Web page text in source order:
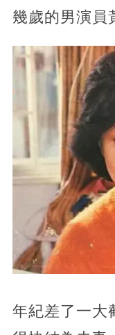
幾歲的男演員
年紀差了一大